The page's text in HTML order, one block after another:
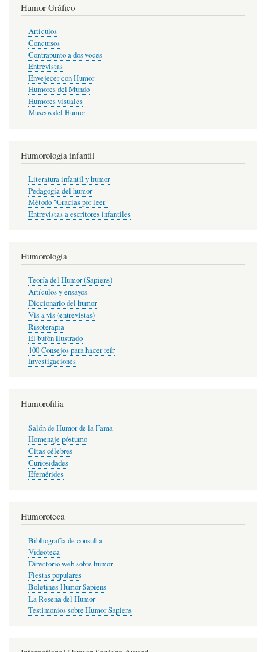
Humor Gráfico
Artículos
Concursos
Contrapunto a dos voces
Entrevistas
Envejecer con Humor
Humores del Mundo
Humores visuales
Museos del Humor
Humorología infantil
Literatura infantil y humor
Pedagogía del humor
Método "Gracias por leer"
Entrevistas a escritores infantiles
Humorología
Teoría del Humor (Sapiens)
Artículos y ensayos
Diccionario del humor
Vis a vis (entrevistas)
Risoterapia
El bufón ilustrado
100 Consejos para hacer reír
Investigaciones
Humorofilia
Salón de Humor de la Fama
Homenaje póstumo
Citas célebres
Curiosidades
Efemérides
Humoroteca
Bibliografía de consulta
Videoteca
Directorio web sobre humor
Fiestas populares
Boletines Humor Sapiens
La Reseña del Humor
Testimonios sobre Humor Sapiens